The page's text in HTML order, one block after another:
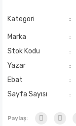
Kategori
Marka
Stok Kodu
Yazar
Ebat
Sayfa Sayısı
Paylaş: